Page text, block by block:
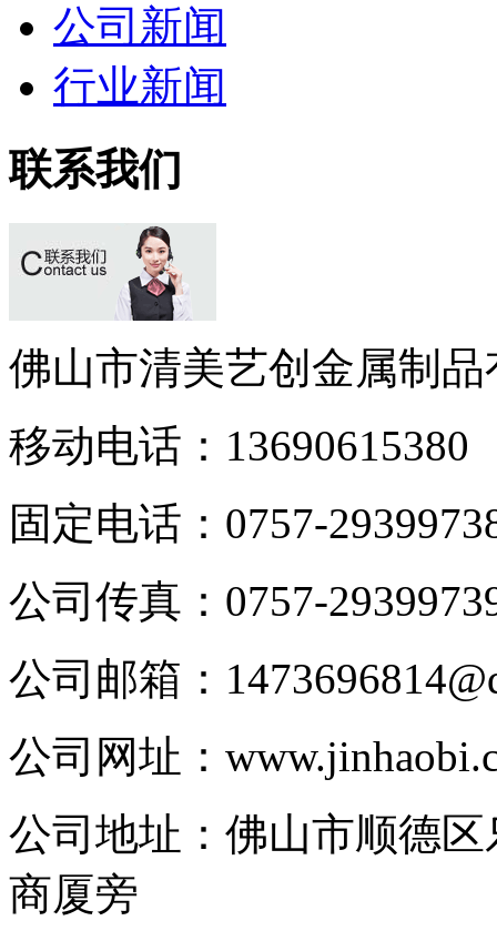
公司新闻
行业新闻
联系我们
佛山市清美艺创金属制
移动电话： 13690615380
固定电话： 0757-
公司传真： 0757-
公司邮箱：
公司网址：
公司地址： 佛山市顺德
商厦旁